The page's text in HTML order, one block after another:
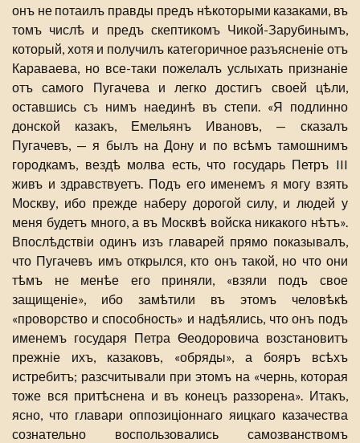
онъ не потаилъ правды предъ нѣкоторыми казаками, въ
томъ числѣ и предъ скептикомъ Чикой-Зарубинымъ,
который, хотя и получилъ категоричное разъясненіе отъ
Караваева, но все-таки пожелалъ услыхать признаніе
отъ самого Пугачева и легко достигъ своей цѣли,
оставшись съ нимъ наединѣ въ степи. «Я подлинно
донской казакъ, Емельянъ Ивановъ, — сказалъ
Пугачевъ, — я былъ на Дону и по всѣмъ тамошнимъ
городкамъ, вездѣ молва есть, что государь Петръ III
живъ и здравствуетъ. Подъ его именемъ я могу взять
Москву, ибо прежде наберу дорогой силу, и людей у
меня будетъ много, а въ Москвѣ войска никакого нѣтъ».
Впослѣдствіи одинъ изъ главарей прямо показывалъ,
что Пугачевъ имъ открылся, кто онъ такой, но что они
тѣмъ не менѣе его приняли, «взяли подъ свое
защищеніе», ибо замѣтили въ этомъ человѣкѣ
«проворство и способность» и надѣялись, что онъ подъ
именемъ государя Петра Ѳеодоровича возстановитъ
прежніе ихъ, казаковъ, «обряды», а бояръ всѣхъ
истребитъ; разсчитывали при этомъ на «чернь, которая
тоже вся притѣснена и въ конецъ раззорена». Итакъ,
ясно, что главари оппозиціоннаго яицкаго казачества
сознательно воспользовались самозванствомъ